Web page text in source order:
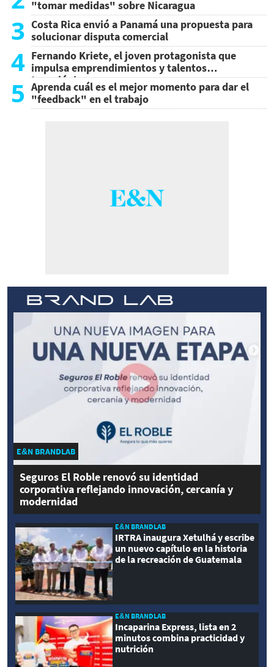
"tomar medidas" sobre Nicaragua
3 Costa Rica envió a Panamá una propuesta para
solucionar disputa comercial
4 Fernando Kriete, el joven protagonista que
impulsa emprendimientos y talentos
tecnológicos
5 Aprenda cuál es el mejor momento para dar el
"feedback" en el trabajo
E&N BRANDLAB
Seguros El Roble renovó su identidad
corporativa reflejando innovación, cercanía y
modernidad
E&N BRANDLAB
IRTRA inaugura Xetulhá y escribe
un nuevo capítulo en la historia
de la recreación de Guatemala
E&N BRANDLAB
Incaparina Express, lista en 2
minutos combina practicidad y
nutrición